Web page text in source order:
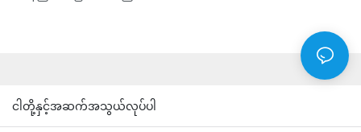
ငါတို့နှင့်အဆက်အသွယ်လုပ်ပါ